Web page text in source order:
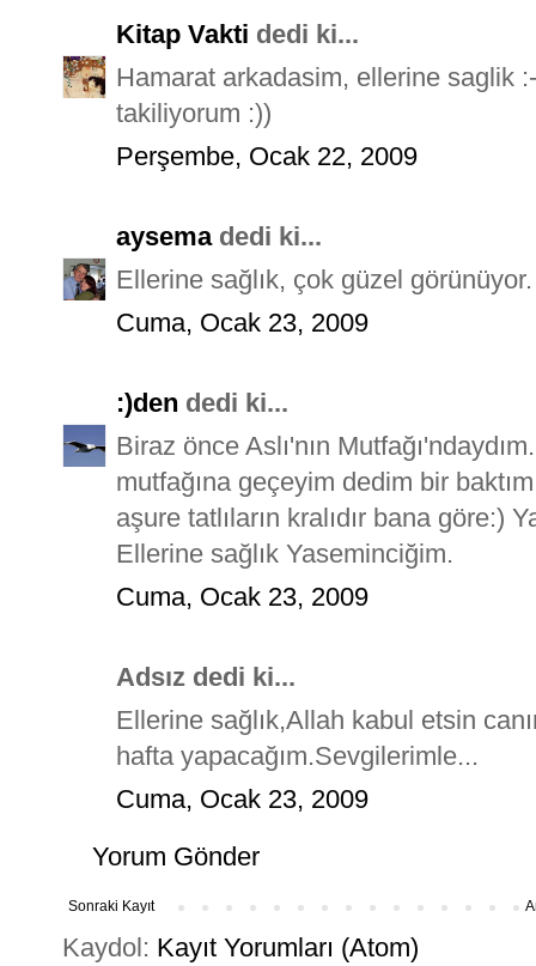
Kitap Vakti dedi ki...
Hamarat arkadasim, ellerine saglik
takiliyorum :))
Perşembe, Ocak 22, 2009
aysemadedi ki...
Ellerine sağlık, çok güzel
Cuma, Ocak 23, 2009
:)den dedi ki...
Biraz önce Aslı'nın
mutfağına geçeyim dedim bir
aşure tatlıların kralıdır bana göre:)
Ellerine sağlık Yaseminciğim.
Cuma, Ocak 23, 2009
Adsız dedi ki...
Ellerine sağlık,Allah kabul etsin
hafta yapacağım.Sevgilerimle...
Cuma, Ocak 23, 2009
Yorum Gönder
Sonraki Kayıt
Kaydol: Kayıt Yorumları (Atom)